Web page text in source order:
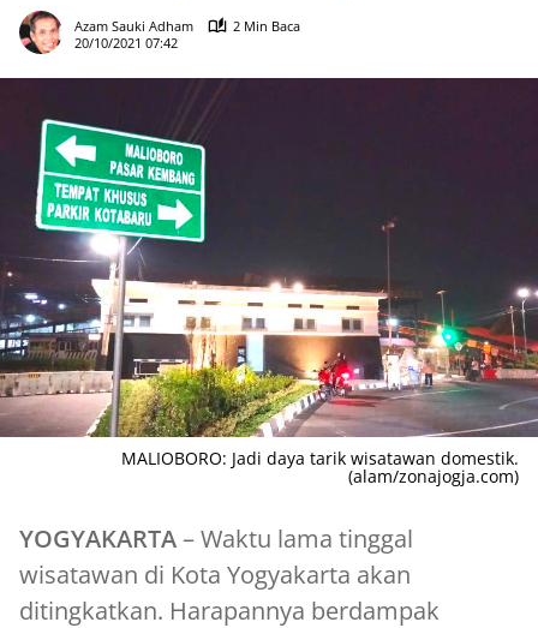
Azam Sauki Adham
2 Min Baca
20/10/2021 07:42
MALIOBORO: Jadi daya tarik wisatawan domestik.
(alam/zonajogja.com)
YOGYAKARTA– Waktu lama tinggal
wisatawan di Kota Yogyakarta akan
ditingkatkan. Harapannya berdampak